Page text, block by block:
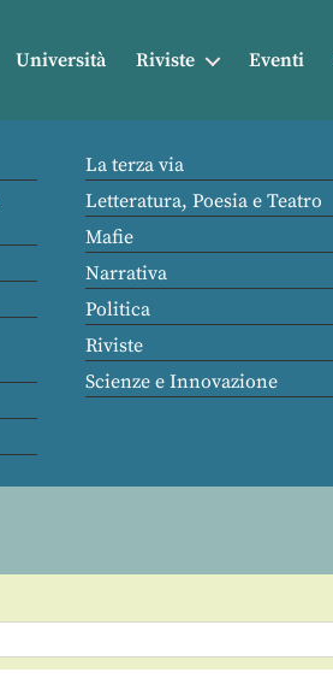
Università Riviste Eventi
La terza via
Letteratura, Poesia e Teatro
Mafie
Narrativa
Politica
Riviste
Scienze e Innovazione